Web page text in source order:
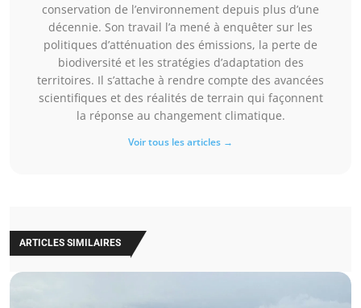
conservation de l’environnement depuis plus d’une
décennie. Son travail l’a mené à enquêter sur les
politiques d’atténuation des émissions, la perte de
biodiversité et les stratégies d’adaptation des
territoires. Il s’attache à rendre compte des avancées
scientifiques et des réalités de terrain qui façonnent
la réponse au changement climatique.
Voir tous les articles →
ARTICLES SIMILAIRES